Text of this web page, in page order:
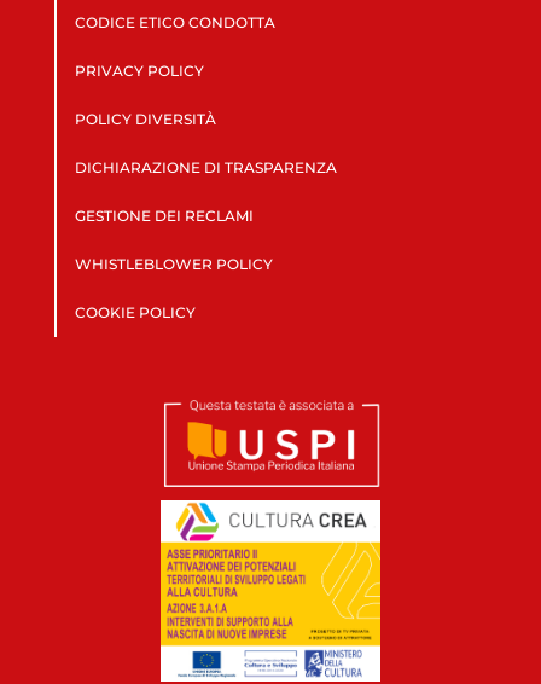
CODICE ETICO CONDOTTA
PRIVACY POLICY
POLICY DIVERSITÀ
DICHIARAZIONE DI TRASPARENZA
GESTIONE DEI RECLAMI
WHISTLEBLOWER POLICY
COOKIE POLICY